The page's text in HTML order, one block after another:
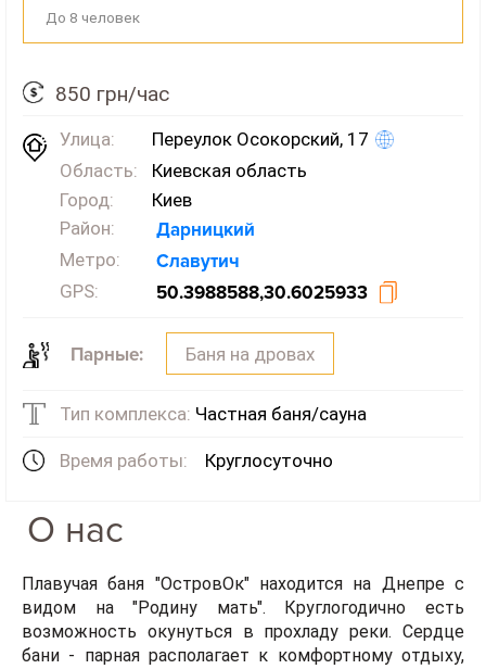
До 8 человек
850 грн/час
Улица:
Переулок Осокорский, 17
Область:
Киевская область
Город:
Киев
Район:
Дарницкий
Метро: Славутич
GPS: 50.3988588,30.6025933
Парные: Баня на дровах
Тип комплекса: Частная баня/сауна
Время работы: Круглосуточно
О нас
Плавучая баня "ОстровОк" находится на Днепре с
видом на "Родину мать". Круглогодично есть
возможность окунуться в прохладу реки. Сердце
бани - парная располагает к комфортному отдыху,